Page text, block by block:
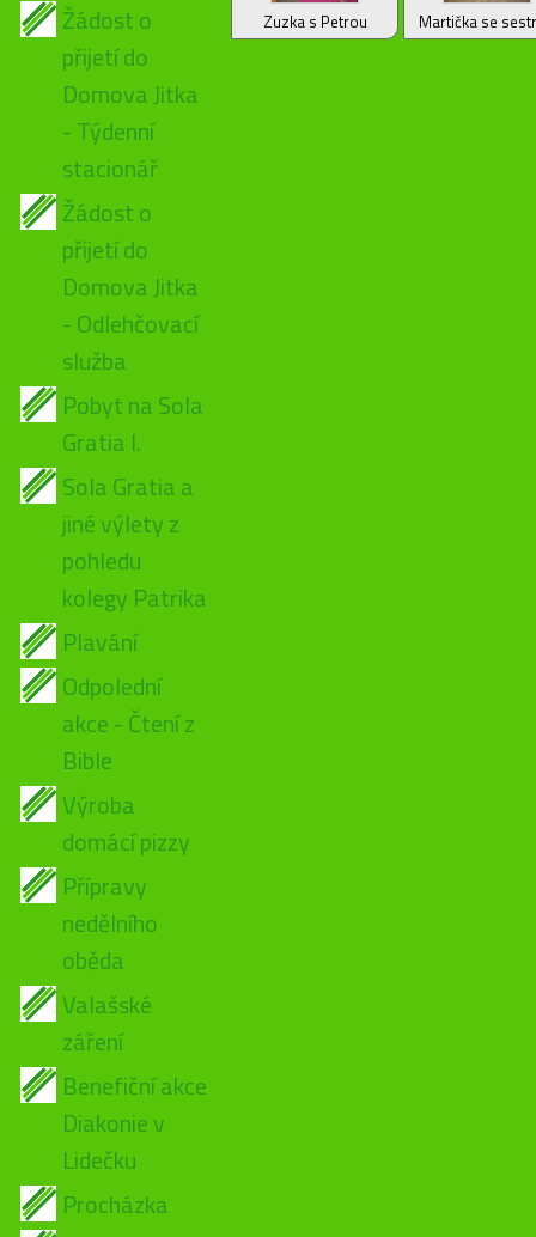
Žádost o
přijetí do
Domova Jitka
- Týdenní
stacionář
Žádost o
přijetí do
Domova Jitka
- Odlehčovací
služba
Pobyt na Sola
Gratia I.
Sola Gratia a
jiné výlety z
pohledu
kolegy Patrika
Plavání
Odpolední
akce - Čtení z
Bible
Výroba
domácí pizzy
Přípravy
nedělního
oběda
Valašské
záření
Benefiční akce
Diakonie v
Lidečku
Procházka
Zuzka s Petrou Martička se